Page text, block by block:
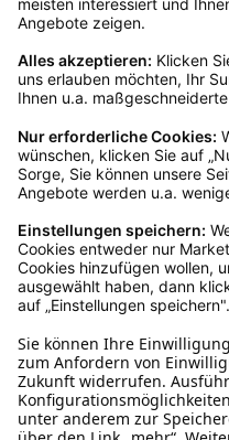
Servicezeiten an,
Rücksendeetikett
Mo – Fr 9 – 17 Uhr, Sa
Ruf uns an
Schreibe uns
verkauf@schecker.de